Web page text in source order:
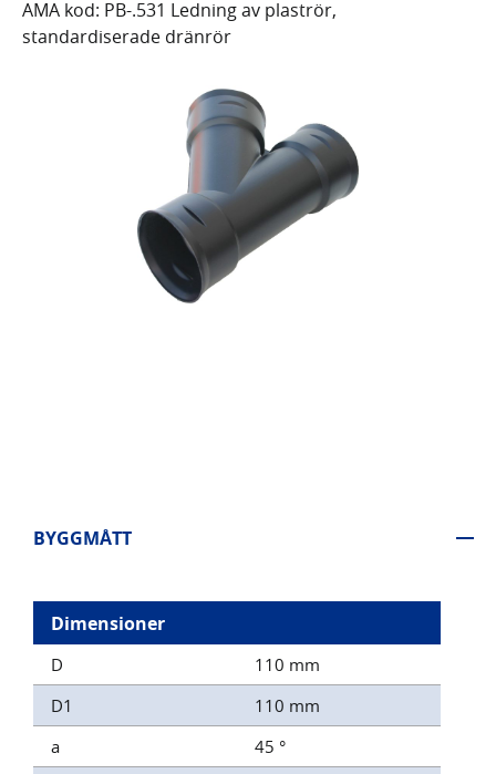
AMA kod: PB-.531 Ledning av plaströr,
standardiserade dränrör
BYGGMÅTT
Dimensioner
D
110 mm
D1
110 mm
a
45 °